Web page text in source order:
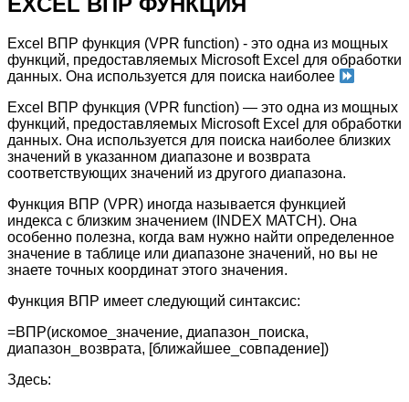
Excel ВПР функция (VPR function) - это одна из мощных
функций, предоставляемых Microsoft Excel для обработки
данных. Она используется для поиска наиболее
Excel ВПР функция (VPR function) — это одна из мощных
функций, предоставляемых Microsoft Excel для обработки
данных. Она используется для поиска наиболее близких
значений в указанном диапазоне и возврата
соответствующих значений из другого диапазона.
Функция ВПР (VPR) иногда называется функцией
индекса с близким значением (INDEX MATCH). Она
особенно полезна, когда вам нужно найти определенное
значение в таблице или диапазоне значений, но вы не
знаете точных координат этого значения.
Функция ВПР имеет следующий синтаксис:
=ВПР(искомое_значение, диапазон_поиска,
диапазон_возврата, [ближайшее_совпадение])
Здесь: